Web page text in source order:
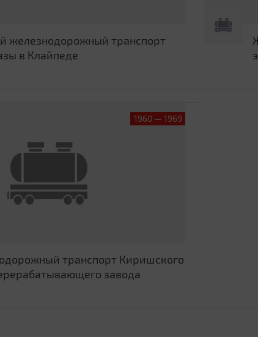
железнодорожный транспорт
в Клайпеде
1960 — 1969
транспорт Киришского
завода